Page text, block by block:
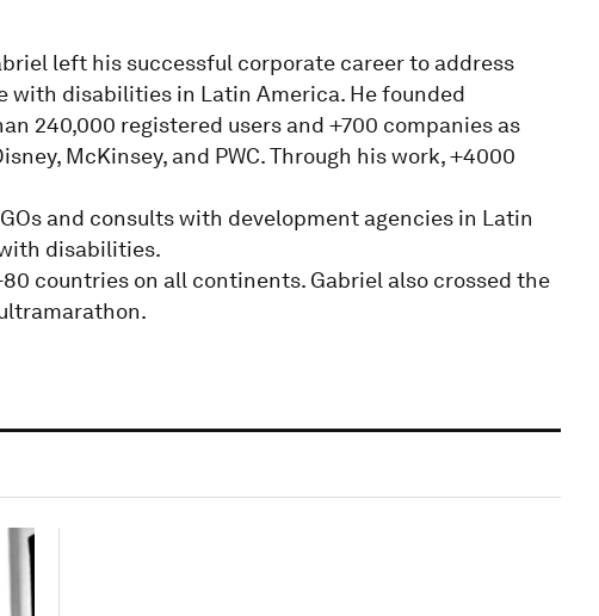
left his successful corporate career to address
with disabilities in Latin America. He founded
240,000 registered users and +700 companies as
McKinsey, and PWC. Through his work, +4000
and consults with development agencies in Latin
disabilities.
countries on all continents. Gabriel also crossed the